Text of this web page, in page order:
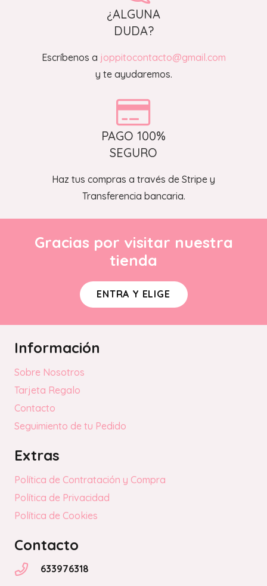
¿ALGUNA
DUDA?
Escríbenos a joppitocontacto@gmail.com
y te ayudaremos.
PAGO 100%
SEGURO
Haz tus compras a través de Stripe y
Transferencia bancaria.
Gracias por visitar nuestra
tienda
ENTRA Y ELIGE
Información
Sobre Nosotros
Tarjeta Regalo
Contacto
Seguimiento de tu Pedido
Extras
Política de Contratación y Compra
Política de Privacidad
Política de Cookies
Contacto
633976318